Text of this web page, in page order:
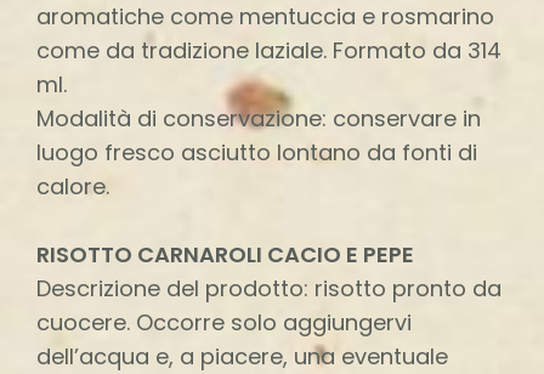
aromatiche come mentuccia e rosmarino
come da tradizione laziale. Formato da 314
ml.
Modalità di conservazione: conservare in
luogo fresco asciutto lontano da fonti di
calore.
RISOTTO CARNAROLI CACIO E PEPE
Descrizione del prodotto: risotto pronto da
cuocere. Occorre solo aggiungervi
dell’acqua e, a piacere, una eventuale